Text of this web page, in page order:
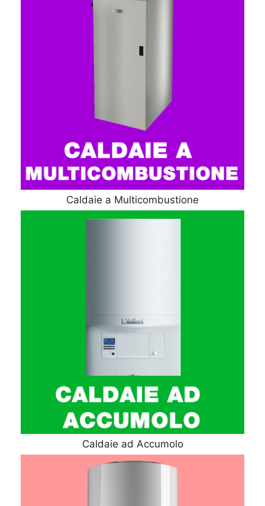
Caldaie a Multicombustione
Caldaie ad Accumolo